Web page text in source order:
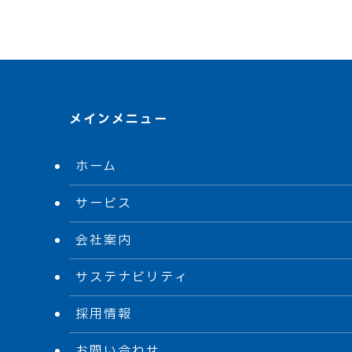
メインメニュー
ホーム
サービス
会社案内
サステナビリティ
採用情報